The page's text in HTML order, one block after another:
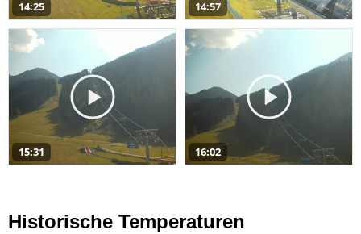
14:25 14:57
15:31 16:02
Historische Temperaturen